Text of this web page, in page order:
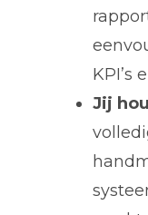
KPI’s
Jij